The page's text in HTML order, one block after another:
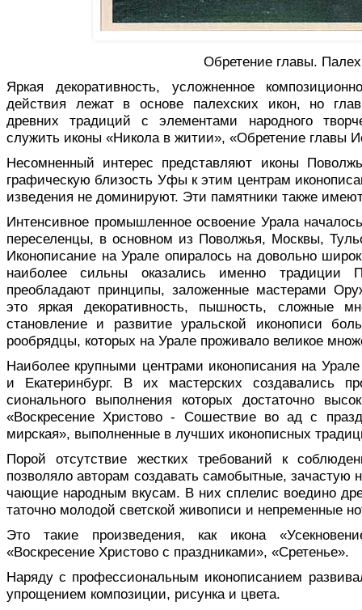
Обретение главы.
Яркая декоративность, усложненное
действия лежат в основе палехских икон, но
древних традиций с элементами народного
служить иконы «Никола в житии», «Обретение главы
Несомненный интерес представляют иконы
графическую близость Уфы к этим центрам
изведения не доминируют. Эти памятники также
Интенсивное промышленное освоение Урала
переселенцы, в основном из Повол­жья, Москвы,
Иконописание на Урале опира­лось на довольно
наиболее сильны оказались именно традиции
преобладают принципы, заложенные мастерами
это яркая декоративность, пышность, сложные
становление и развитие уральской ико­нописи
рообрядцы, которых на Урале проживало великое
Наиболее крупными центрами иконо­писания на
и Екатеринбург. В их мастерских соз­давались
сионального выполнения которых доста­точно
«Воскресение Христово - Сошествие во ад с
мирская», выполненные в лучших иконо­писных
Порой отсутствие жестких требований к
позволяло авторам создавать самобытные,
чающие народным вкусам. В них сплелис воедино
таточно молодой светской живописи и не­пременные
Это такие произведения, как икона
«Воскресение Христово с праздниками», «Сретенье».
Наряду с профессиональным иконописанием
упрощением композиции, рисунка и цвета.